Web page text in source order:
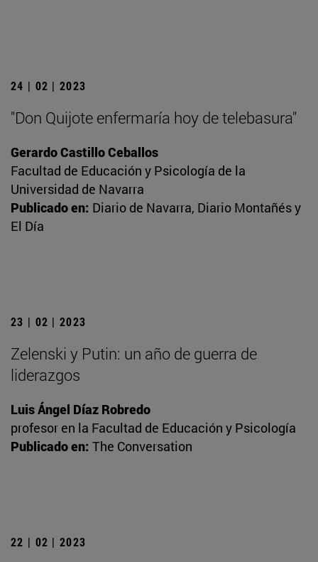
24 | 02 | 2023
"Don Quijote enfermaría hoy de telebasura"
Gerardo Castillo Ceballos
Facultad de Educación y Psicología de la
Universidad de Navarra
Publicado en: Diario de Navarra, Diario Montañés y
El Día
23 | 02 | 2023
Zelenski y Putin: un año de guerra de
liderazgos
Luis Ángel Díaz Robredo
profesor en la Facultad de Educación y Psicología
Publicado en: The Conversation
22 | 02 | 2023